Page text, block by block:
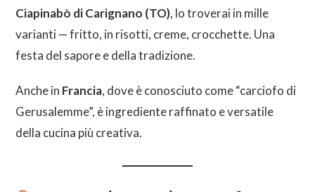
Ciapinabò di Carignano (TO), lo troverai in mille
varianti — fritto, in risotti, creme, crocchette. Una
festa del sapore e della tradizione.
Anche in Francia, dove è conosciuto come “carciofo di
Gerusalemme”, è ingrediente raffinato e versatile
della cucina più creativa.